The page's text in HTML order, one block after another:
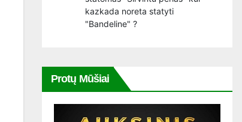
kazkada noreta statyti
"Bandeline" ?
Protų Mūšiai